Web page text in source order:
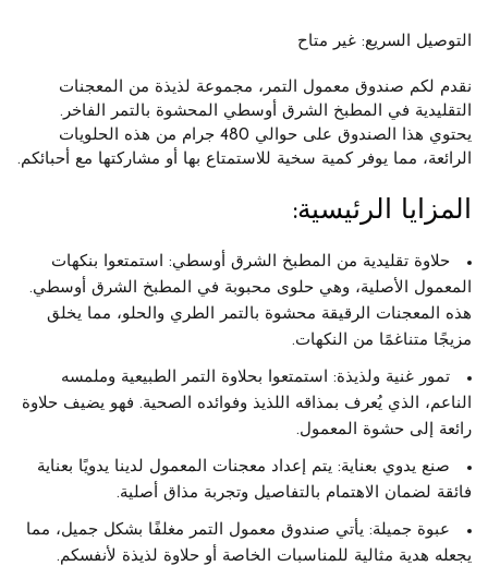
التوصيل السريع: غير متاح
نقدم لكم صندوق معمول التمر ، مجموعة لذيذة من المعجنات
التقليدية في المطبخ الشرق أوسطي المحشوة بالتمر الفاخر.
يحتوي هذا الصندوق على حوالي 480 جرام
من هذه الحلويات
الرائعة، مما يوفر كمية سخية للاستمتاع بها أو مشاركتها مع أحبائكم.
المزايا الرئيسية:
حلاوة تقليدية من المطبخ الشرق أوسطي: استمتعوا بنكهات
المعمول الأصلية، وهي حلوى محبوبة في المطبخ الشرق أوسطي.
هذه المعجنات الرقيقة محشوة بالتمر الطري والحلو، مما يخلق
مزيجًا متناغمًا من النكهات.
تمور غنية ولذيذة: استمتعوا بحلاوة التمر الطبيعية وملمسه
الناعم، الذي يُعرف بمذاقه اللذيذ وفوائده الصحية. فهو يضيف حلاوة
رائعة إلى حشوة المعمول.
صنع يدوي بعناية: يتم إعداد معجنات المعمول لدينا يدويًا بعناية
فائقة لضمان الاهتمام بالتفاصيل وتجربة مذاق أصلية.
عبوة جميلة: يأتي صندوق معمول التمر مغلفًا بشكل جميل، مما
يجعله هدية مثالية للمناسبات الخاصة أو حلاوة لذيذة لأنفسكم.